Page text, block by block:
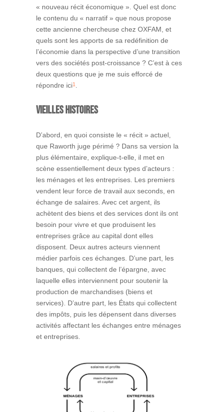
« nouveau récit économique ». Quel est donc
le contenu du « narratif » que nous propose
cette ancienne chercheuse chez OXFAM, et
quels sont les apports de sa redéfinition de
l’économie dans la perspective d’une transition
vers des sociétés post-croissance ? C’est à ces
deux questions que je me suis efforcé de
répondre ici1
Vieilles histoires
D’abord, en quoi consiste le « récit » actuel,
que Raworth juge périmé ? Dans sa version la
plus élémentaire, explique-t-elle, il met en
scène essentiellement deux types d’acteurs :
les ménages et les entreprises. Les premiers
vendent leur force de travail aux seconds, en
échange de salaires. Avec cet argent, ils
achètent des biens et des services dont ils ont
besoin pour vivre et que produisent les
entreprises grâce au capital dont elles
disposent. Deux autres acteurs viennent
médier parfois ces échanges. D’une part, les
banques, qui collectent de l’épargne, avec
laquelle elles interviennent pour soutenir la
production de marchandises (biens et
services). D’autre part, les États qui collectent
des impôts, puis les dépensent dans diverses
activités affectant les échanges entre ménages
et entreprises.